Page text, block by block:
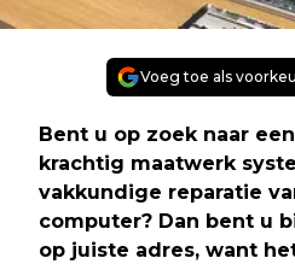
Voeg toe als
Bent u op zoek naar
krachtig maatwerk
vakkundige reparatie
computer? Dan bent u
op juiste adres, want